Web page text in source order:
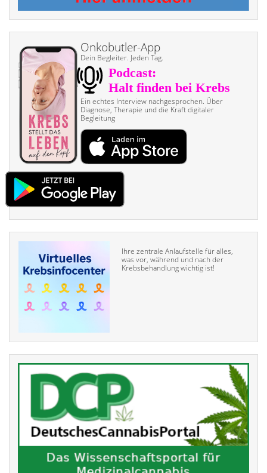
Onkobutler-App
Dein Begleiter. Jeden Tag.
Ein echtes Interview nach­gesprochen. Über
Diagnose, Therapie und die Kraft digitaler
Begleitung
Ihre zentrale Anlaufstelle für alles,
was vor, während und nach der
Krebsbehandlung wichtig ist!